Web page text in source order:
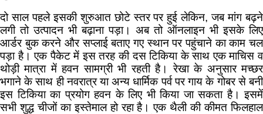
दो साल पहले इसकी शुरुआत छोटे स्तर पर हुई लेकिन, जब मांग बढ़ने
लगी तो उत्पादन भी बढ़ाना पड़ा। अब तो ऑनलाइन भी इसके लिए
आर्डर बुक करने और सप्लाई बताए गए स्थान पर पहुंचाने का काम चल
पड़ा है। एक पैकेट में इस तरह की दस टिकिया के साथ एक माचिस व
थोड़ी मात्रा में हवन सामग्री भी रहती है। रेखा के अनुसार मच्छर
भगाने के साथ ही नवरात्र या अन्य धार्मिक पर्व पर गाय के गोबर से बनी
इस टिकिया का प्रयोग हवन के लिए भी किया जा सकता है। इसमें
सभी शुद्ध चीजों का इस्तेमाल हो रहा है। एक थैली की कीमत फिलहाल